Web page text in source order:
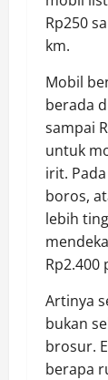
Rp250
km.
Mobil
berada
sampai
untuk
irit.
boros,
lebih
Rp2.400
Artinya
bukan
brosur.
berapa